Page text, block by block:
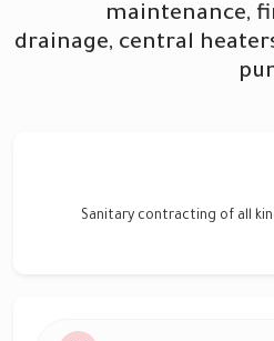
maintenance,
drainage, central
Sanitary contracting of all